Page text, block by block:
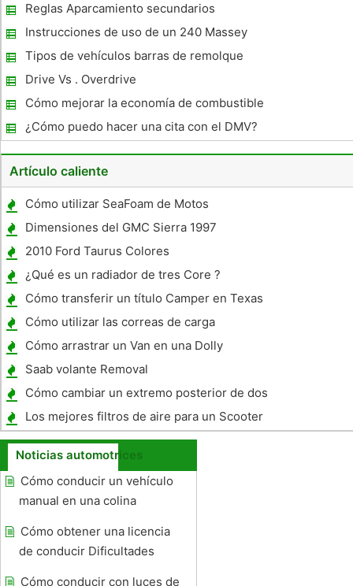
remolque remolque en un vehículo
remolcador
Reglas Aparcamiento secundarios
alternativos en Nueva York
Instrucciones de uso de un 240 Massey
Ferguson Tractor
Tipos de vehículos barras de remolque
Drive Vs . Overdrive
Cómo mejorar la economía de combustible
para un GMC Yukon 1998
¿Cómo puedo hacer una cita con el DMV?
Artículo caliente
Cómo utilizar SeaFoam de Motos
Dimensiones del GMC Sierra 1997
2010 Ford Taurus Colores
¿Qué es un radiador de tres Core ?
Cómo transferir un título Camper en Texas
Cómo utilizar las correas de carga
Cómo arrastrar un Van en una Dolly
Saab volante Removal
Cómo cambiar un extremo posterior de dos
velocidades
Los mejores filtros de aire para un Scooter
Yamaha
Noticias automotrices
Cómo conducir un vehículo
manual en una colina
Cómo obtener una licencia
de conducir Dificultades
Cómo conducir con luces de